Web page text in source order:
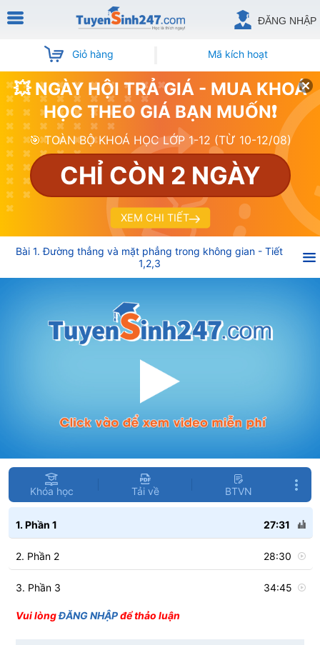
ĐĂNG NHẬP
Giỏ hàng Mã kích hoạt
💥 NGÀY HỘI TRẢ GIÁ - MUA KHOÁ
HỌC THEO GIÁ BẠN MUỐN❗
🎯 TOÀN BỘ KHOÁ HỌC LỚP 1-12 (TỪ 10-12/08)
CHỈ CÒN 2 NGÀY
XEM CHI TIẾT
Bài 1. Đường thẳng và mặt phẳng trong không gian - Tiết
1,2,3
Khóa học Tải về BTVN
1. Phần 1 27:31
2. Phần 2 28:30
3. Phần 3 34:45
Vui lòngĐĂNG NHẬPđể thảo luận